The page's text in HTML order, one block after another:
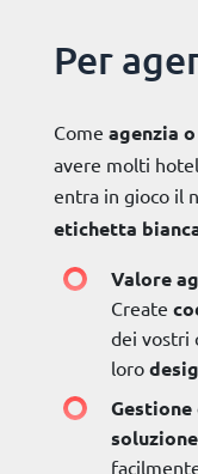
Per
Come agenzia
avere molti
entra in gioco il
etichetta
Valore
Create
dei vostri
loro